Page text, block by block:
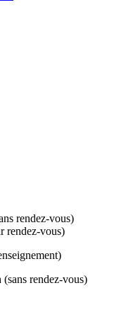
rendez-vous)
rendez-vous)
rendez-vous)